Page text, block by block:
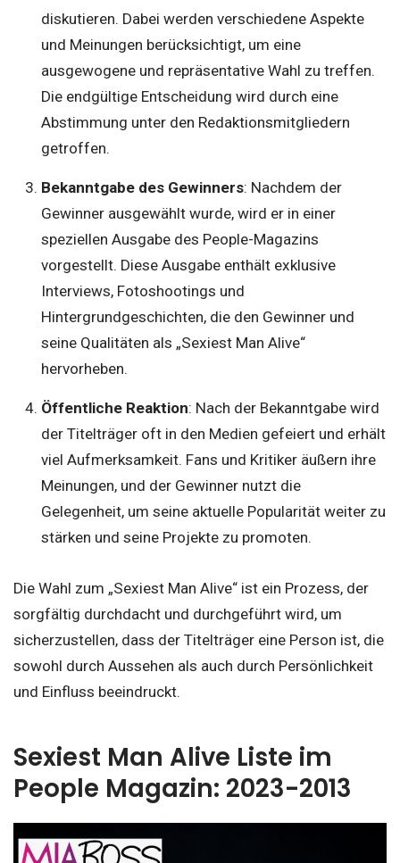
diskutieren. Dabei werden verschiedene Aspekte
und Meinungen berücksichtigt, um eine
ausgewogene und repräsentative Wahl zu treffen.
Die endgültige Entscheidung wird durch eine
Abstimmung unter den Redaktionsmitgliedern
getroffen.
Bekanntgabe des Gewinners: Nachdem der
Gewinner ausgewählt wurde, wird er in einer
speziellen Ausgabe des People-Magazins
vorgestellt. Diese Ausgabe enthält exklusive
Interviews, Fotoshootings und
Hintergrundgeschichten, die den Gewinner und
seine Qualitäten als „Sexiest Man Alive“
hervorheben.
Öffentliche Reaktion: Nach der Bekanntgabe wird
der Titelträger oft in den Medien gefeiert und erhält
viel Aufmerksamkeit. Fans und Kritiker äußern ihre
Meinungen, und der Gewinner nutzt die
Gelegenheit, um seine aktuelle Popularität weiter zu
stärken und seine Projekte zu promoten.
Die Wahl zum „Sexiest Man Alive“ ist ein Prozess, der
sorgfältig durchdacht und durchgeführt wird, um
sicherzustellen, dass der Titelträger eine Person ist, die
sowohl durch Aussehen als auch durch Persönlichkeit
und Einfluss beeindruckt.
Sexiest Man Alive Liste im
People Magazin: 2023-2013